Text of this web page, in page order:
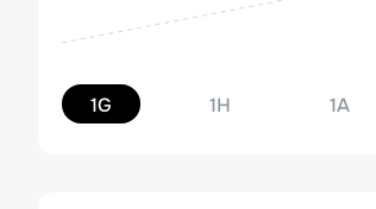
1G 1H 1A